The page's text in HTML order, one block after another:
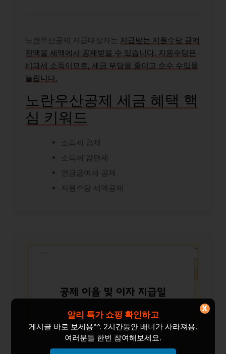
노란우산공제 지급대상자는 지급받는 지원수당 금액
전액을 세액에서 공제받을 수 있습니다. 지원수당은
비과세 소득이므로, 세금 부담을 줄이고 순수 수입을
늘립니다.
노란우산공제 세금 혜택 핵
심 키워드
소득세 공제
소득세 감면세
연금급여세 공제
지원수당 세액공제
알리 특가 쇼핑 확인하고
게시글 바로 보세용^^. 2시간동안 배너가 사라져용.
여러분들 한번 참여해보세요.
X